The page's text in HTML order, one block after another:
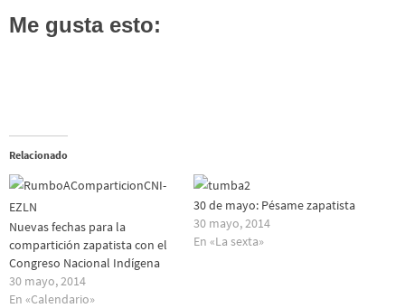
Me gusta esto:
Relacionado
Nuevas fechas para la
compartición zapatista con el
Congreso Nacional Indígena
30 mayo, 2014
En «Calendario»
30 de mayo: Pésame zapatista
30 mayo, 2014
En «La sexta»